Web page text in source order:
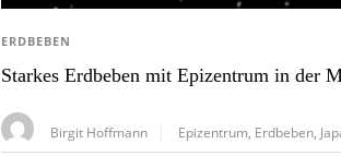
ERDBEBEN
Starkes Erdbeben mit Epizentrum in der
Birgit Hoffmann Epizentrum Erdbeben